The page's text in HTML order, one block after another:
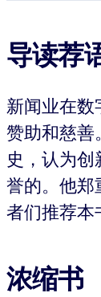
导读荐
新闻业在数
赞助和慈
史，认为
誉的。他郑
者们推荐本
浓缩书